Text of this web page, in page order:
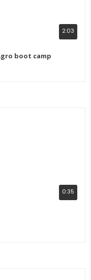
2:03
boot camp
0:35